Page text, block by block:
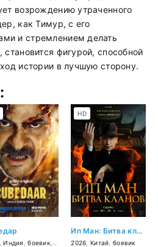
возрождению утраченного
как Тимур, с его
и стремлением делать
фигурой, способной
истории в лучшую сторону.
история,драма
,Индия ,боевик драма
Ип Ман: Битва кланов
2026 Китай боевик
HD